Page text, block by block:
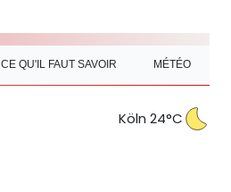
CE QU'IL FAUT SAVOIR MÉTÉO
Köln 24°C